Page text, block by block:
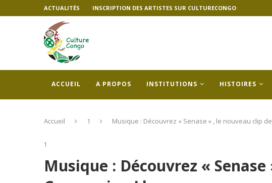
ACTUALITÉS INSCRIPTION DES ARTISTES SUR CULTURECONGO
ACCUEIL A PROPOS INSTITUTIONS HISTOIRES
Accueil 1 Musique : Découvrez « Senase » , le nouveau clip
1
Musique : Découvrez «